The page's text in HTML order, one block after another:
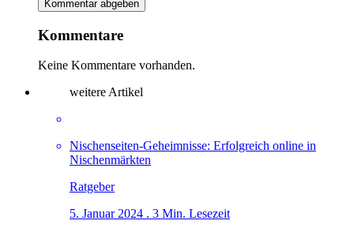
Kommentare
Keine Kommentare vorhanden.
weitere Artikel
Nischenseiten-Geheimnisse: Erfolgreich online in
Nischenmärkten
Ratgeber
5. Januar 2024 . 3 Min. Lesezeit